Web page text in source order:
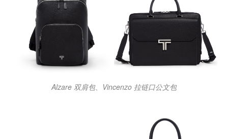
Alzare 双肩包、Vincenzo 拉链口公文包